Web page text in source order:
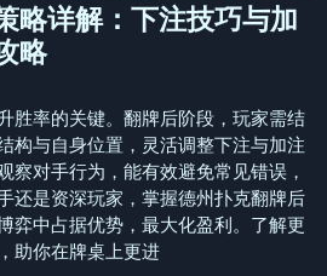
略详解：下注技巧与加
略
胜率的关键。翻牌后阶段，玩家需结
构与自身位置，灵活调整下注与加注
察对手行为，能有效避免常见错误，
还是资深玩家，掌握德州扑克翻牌后
弈中占据优势，最大化盈利。了解更
助你在牌桌上更进